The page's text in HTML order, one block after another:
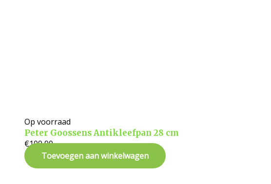
Op voorraad
Peter Goossens Antikleefpan 28 cm
€109,90
Toevoegen aan winkelwagen